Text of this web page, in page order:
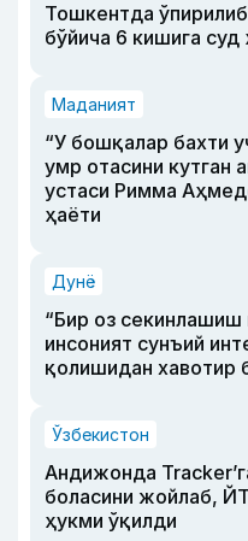
Тошкентда
бўйича 6 кишига
Маданият
“У бошқалар бахти
умр отасини кутган
устаси Римма
ҳаёти
Дунё
“Бир оз секинлашиш
инсоният сунъий
қолишидан хавотир
Ўзбекистон
Андижонда
боласини жойлаб,
ҳукми ўқилди